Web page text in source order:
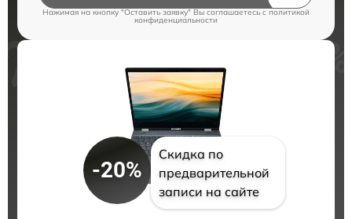
Нажимая на кнопку "Оставить заявку" Вы соглашаетесь cполитикой
конфиденциальности
-20%
Скидка по
предварительной
записи на сайте